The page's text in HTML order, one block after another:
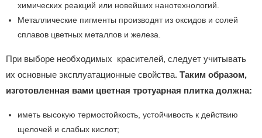
химических реакций или новейших нанотехнологий.
Металлические пигменты производят из оксидов и солей
сплавов цветных металлов и железа.
При выборе необходимых красителей, следует учитывать
их основные эксплуатационные свойства. Таким образом,
изготовленная вами цветная тротуарная плитка должна:
иметь высокую термостойкость, устойчивость к действию
щелочей и слабых кислот;